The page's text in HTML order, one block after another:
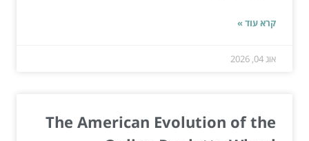
קרא עוד »
אוג 04, 2026
The American Evolution of the